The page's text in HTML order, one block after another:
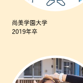
尚美学園大学
2019年卒